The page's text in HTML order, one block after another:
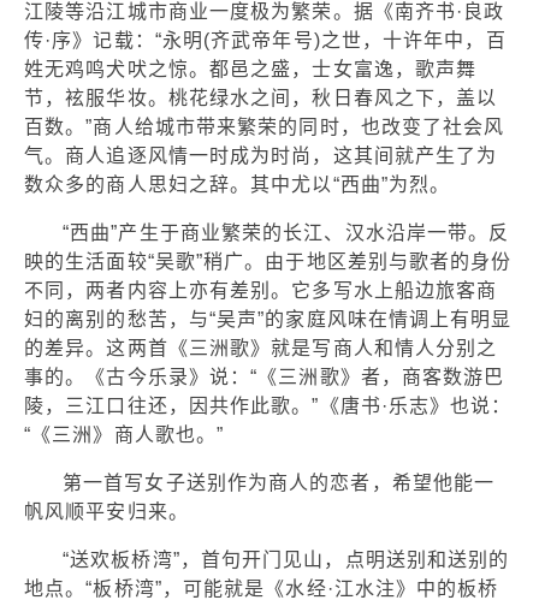
江陵等沿江城市商业一度极为繁荣。据《南齐书·良政
传·序》记载：“永明(齐武帝年号)之世，十许年中，百
姓无鸡鸣犬吠之惊。都邑之盛，士女富逸，歌声舞
节，袨服华妆。桃花绿水之间，秋日春风之下，盖以
百数。”商人给城市带来繁荣的同时，也改变了社会风
气。商人追逐风情一时成为时尚，这其间就产生了为
数众多的商人思妇之辞。其中尤以“西曲”为烈。
“西曲”产生于商业繁荣的长江、汉水沿岸一带。反
映的生活面较“吴歌”稍广。由于地区差别与歌者的身份
不同，两者内容上亦有差别。它多写水上船边旅客商
妇的离别的愁苦，与“吴声”的家庭风味在情调上有明显
的差异。这两首《三洲歌》就是写商人和情人分别之
事的。《古今乐录》说：“《三洲歌》者，商客数游巴
陵，三江口往还，因共作此歌。”《唐书·乐志》也说：
“《三洲》商人歌也。”
第一首写女子送别作为商人的恋者，希望他能一
帆风顺平安归来。
“送欢板桥湾”，首句开门见山，点明送别和送别的
地点。“板桥湾”，可能就是《水经·江水注》中的板桥